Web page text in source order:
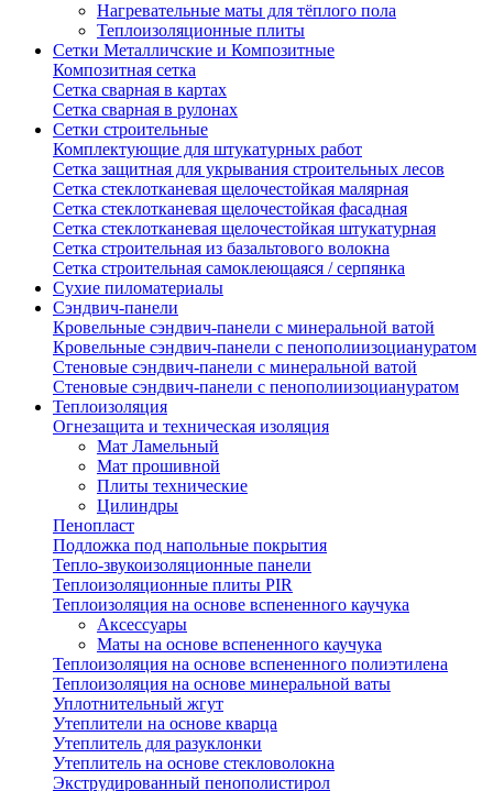
Нагревательные маты для тёплого пола
Теплоизоляционные плиты
Сетки Металличские и Композитные
Композитная сетка
Сетка сварная в картах
Сетка сварная в рулонах
Сетки строительные
Комплектующие для штукатурных работ
Сетка защитная для укрывания строительных лесов
Сетка стеклотканевая щелочестойкая малярная
Сетка стеклотканевая щелочестойкая фасадная
Сетка стеклотканевая щелочестойкая штукатурная
Сетка строительная из базальтового волокна
Сетка строительная самоклеющаяся / серпянка
Сухие пиломатериалы
Сэндвич-панели
Кровельные сэндвич-панели с минеральной ватой
Кровельные сэндвич-панели с пенополиизоциануратом
Стеновые сэндвич-панели с минеральной ватой
Стеновые сэндвич-панели с пенополиизоциануратом
Теплоизоляция
Огнезащита и техническая изоляция
Мат Ламельный
Мат прошивной
Плиты технические
Цилиндры
Пенопласт
Подложка под напольные покрытия
Тепло-звукоизоляционные панели
Теплоизоляционные плиты PIR
Теплоизоляция на основе вспененного каучука
Аксессуары
Маты на основе вспененного каучука
Теплоизоляция на основе вспененного полиэтилена
Теплоизоляция на основе минеральной ваты
Уплотнительный жгут
Утеплители на основе кварца
Утеплитель для разуклонки
Утеплитель на основе стекловолокна
Экструдированный пенополистирол